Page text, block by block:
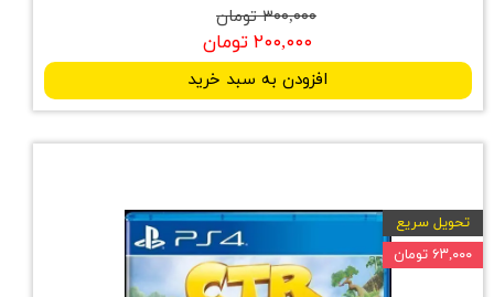
۳۰۰,۰۰۰ تومان
۲۰۰,۰۰۰ تومان
افزودن به سبد خرید
تحویل سریع
۶۳,۰۰۰ تومان